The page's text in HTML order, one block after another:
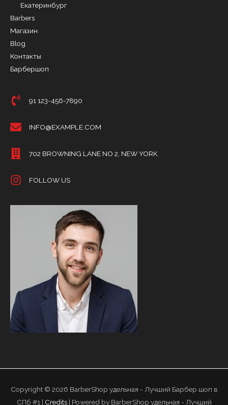
Екатеринбург
Barbers
Магазин
Blog
Контакты
Барбершоп
91 123-456-7890
INFO@EXAMPLE.COM
702 BROWNING LANE NO 2, NEW YORK
FOLLOW US
Copyright © 2026 BarberShop удельная - Лучший Барбер шоп в
СПб #1 | Credits| Powered by BarberShop удельная - Лучший